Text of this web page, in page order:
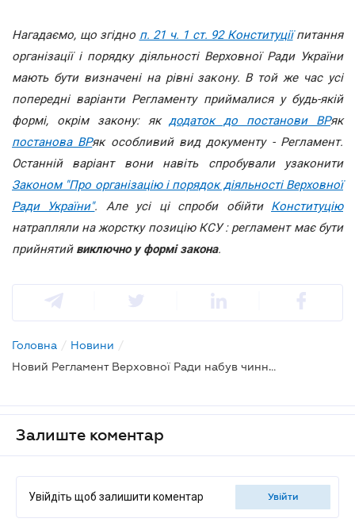
Нагадаємо, що згідно п. 21 ч. 1 ст. 92 Конституціїпитання
організації і порядку діяльності Верховної Ради України
мають бути визначені на рівні закону. В той же час усі
попередні варіанти Регламенту приймалися у будь-якій
формі, окрім закону: якдодаток до постанови ВРяк
постанова ВРяк особливий вид документу - Регламент.
Останній варіант вони навіть спробували узаконити
Законом "Про організацію і порядок діяльності Верховної
Ради України". Але усі ці спроби обійти Конституцію
натрапляли на жорстку позицію КСУ : регламент має бути
прийнятий виключно у формі закона.
Головна / Новини /
Новий Регламент Верховної Ради набув чинності
Залиште коментар
Увійдіть щоб залишити коментар увійти